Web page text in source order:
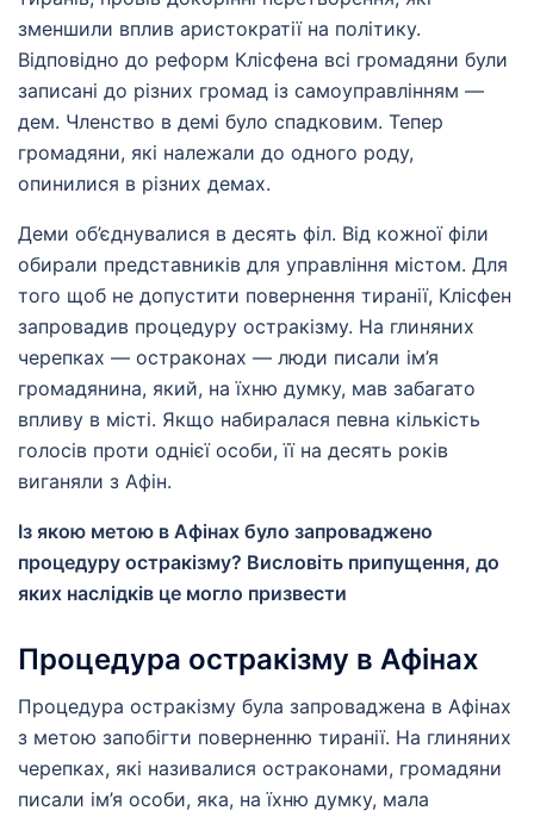
зменшили вплив аристократії на політику.
Відповідно до реформ Клісфена всі громадяни були
записані до різних громад із самоуправлінням —
дем. Членство в демі було спадковим. Тепер
громадяни, які належали до одного роду,
опинилися в різних демах.
Деми об’єднувалися в десять філ. Від кожної філи
обирали представників для управління містом. Для
того щоб не допустити повернення тиранії, Клісфен
запровадив процедуру остракізму. На глиняних
черепках — остраконах — люди писали ім’я
громадянина, який, на їхню думку, мав забагато
впливу в місті. Якщо набиралася певна кількість
голосів проти однієї особи, її на десять років
виганяли з Афін.
Із якою метою в Афінах було запроваджено
процедуру остракізму? Висловіть припущення, до
яких наслідків це могло призвести
Процедура остракізму в Афінах
Процедура остракізму була запроваджена в Афінах
з метою запобігти поверненню тиранії. На глиняних
черепках, які називалися остраконами, громадяни
писали ім’я особи, яка, на їхню думку, мала